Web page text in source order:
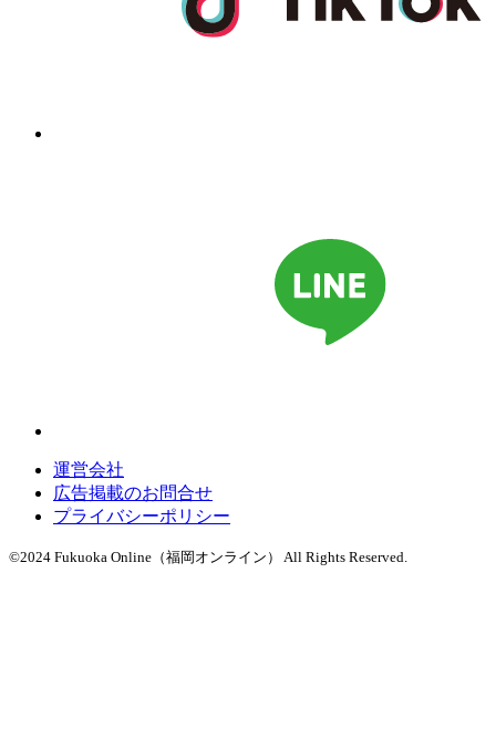
運営会社
広告掲載のお問合せ
プライバシーポリシー
©2024 Fukuoka Online（福岡オンライン） All Rights Reserved.